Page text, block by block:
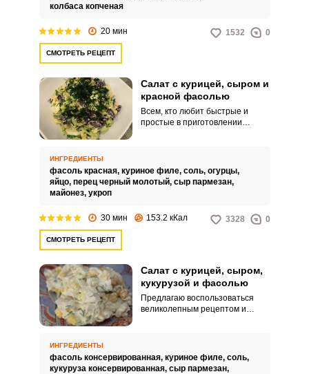
колбаса копченая
20 мин 1532 0
СМОТРЕТЬ РЕЦЕПТ
Салат с курицей, сыром и
красной фасолью
Всем, кто любит быстрые и
простые в приготовлении
курицей, сыром и красной
фасолью. Салат замечательно
подойдет для обеда или ужина,
ИНГРЕДИЕНТЫ
фасоль красная, куриное филе, соль, огурцы,
яйцо, перец черный молотый, сыр пармезан,
майонез, укроп
30 мин 153.2 кКал 3328 0
СМОТРЕТЬ РЕЦЕПТ
Салат с курицей, сыром,
кукурузой и фасолью
Предлагаю воспользоваться
великолепным рецептом и
Салат получается сытным и
довольно аппетитным.
ИНГРЕДИЕНТЫ
фасоль консервированная, куриное филе, соль,
кукуруза консервированная, сыр пармезан,